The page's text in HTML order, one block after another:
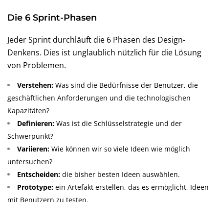
Die 6 Sprint-Phasen
Jeder Sprint durchläuft die 6 Phasen des Design-
Denkens. Dies ist unglaublich nützlich für die Lösung
von Problemen.
Verstehen: Was sind die Bedürfnisse der Benutzer, die
geschäftlichen Anforderungen und die technologischen
Kapazitäten?
Definieren: Was ist die Schlüsselstrategie und der
Schwerpunkt?
Variieren: Wie können wir so viele Ideen wie möglich
untersuchen?
Entscheiden: die bisher besten Ideen auswählen.
Prototype: ein Artefakt erstellen, das es ermöglicht, Ideen
mit Benutzern zu testen.